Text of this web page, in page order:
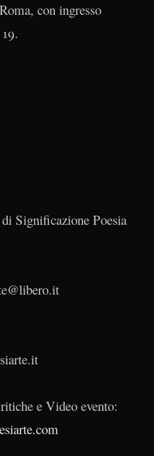
con ingresso
Significazione Poesia
e Video evento: